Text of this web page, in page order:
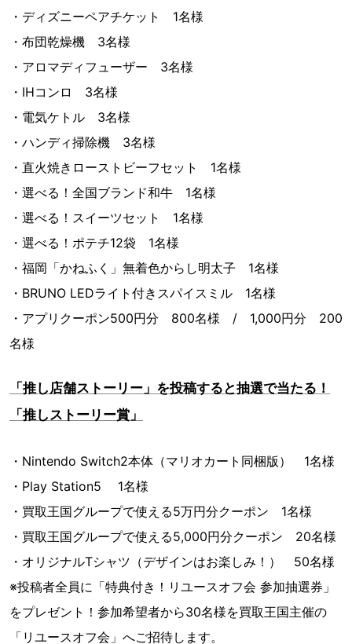
・ディズニーペアチケット 1名様
・布団乾燥機 3名様
・アロマディフューザー 3名様
・IHコンロ 3名様
・電気ケトル 3名様
・ハンディ掃除機 3名様
・直火焼きローストビーフセット 1名様
・選べる！全国ブランド和牛 1名様
・選べる！スイーツセット 1名様
・選べる！ポテチ12袋 1名様
・福岡「かねふく」無着色からし明太子 1名様
・BRUNO LEDライト付きスパイスミル 1名様
・アプリクーポン500円分 800名様 / 1,000円分 200
名様
「推し店舗ストーリー」を投稿すると抽選で当たる！
「推しストーリー賞」
・Nintendo Switch2本体（マリオカート同梱版） 1名様
・Play Station5 1名様
・買取王国グループで使える5万円分クーポン 1名様
・買取王国グループで使える5,000円分クーポン 20名様
・オリジナルTシャツ（デザインはお楽しみ！） 50名様
※投稿者全員に「特典付き！リユースオフ会 参加抽選券」
をプレゼント！参加希望者から30名様を買取王国主催の
「リユースオフ会」へご招待します。